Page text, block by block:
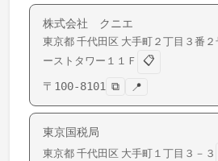
株式会社 クニエ
東京都 千代田区 大手町 ２丁目３番
ーストタワー１１Ｆ
📋
〒 100-8101 ⧉ 📍
東京国税局
東京都 千代田区 大手町 １丁目３－３